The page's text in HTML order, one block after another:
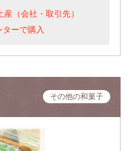
産（会社・取引先）
ターで購入
その他の和菓子